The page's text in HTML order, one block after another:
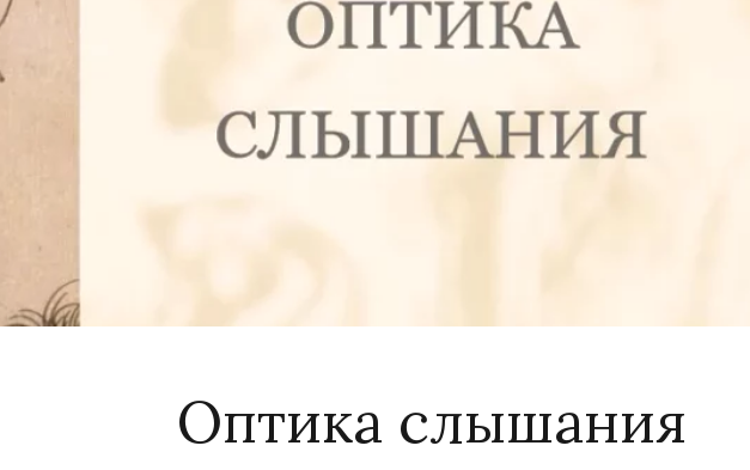
­О­птика слышания